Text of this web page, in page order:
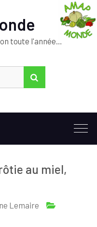
toute l'année…
au miel,
Lemaire